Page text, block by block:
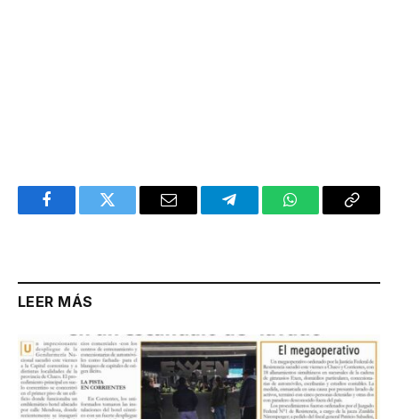
FacebookTwitter Email TelegramWhatsAppCopy
LEER MÁS